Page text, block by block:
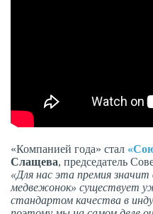
«Компанией года» стал
Слащева, председатель
«Для нас эта премия
медвежонок» существует
стандартом качества в